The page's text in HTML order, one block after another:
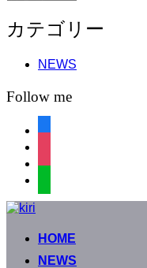
カ
イ
カテゴリー
NEWS
Follow me
コ
HOME
NEWS